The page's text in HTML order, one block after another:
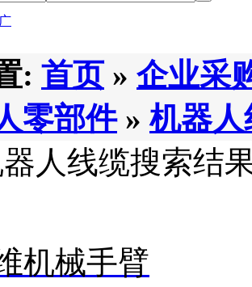
: 首页 » 企业采
零部件»机器人
人线缆搜索结
机械手臂